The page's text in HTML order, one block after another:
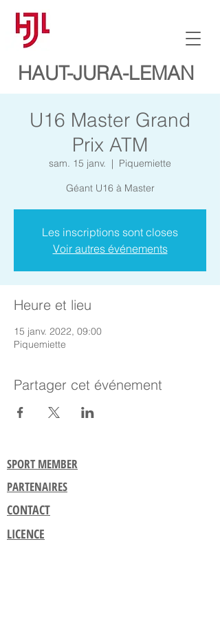
HAUT-JURA-LEMAN
U16 Master Grand
Prix ATM
sam. 15 janv.
  |
Piquemiette
Géant U16 à Master
Les inscriptions sont closes
Voir autres événements
Heure et lieu
15 janv. 2022, 09:00
Piquemiette
Partager cet événement
SPORT MEMBER
PARTENAIRES
CONTACT
LICENCE